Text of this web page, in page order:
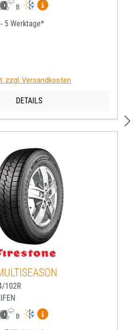
B
Mehr Informationen zum
5 Werktage*
zzgl. Versandkosten
DETAILS
102R
B
Mehr Informationen zum